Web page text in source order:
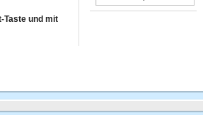
Taste und mit